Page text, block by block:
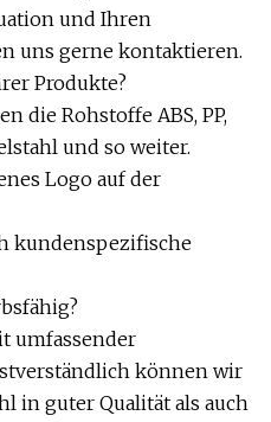
und Ihren
uns gerne kontaktieren.
Produkte?
die Rohstoffe ABS, PP,
und so weiter.
Logo auf der
kundenspezifische
umfassender
können wir
in guter Qualität als auch